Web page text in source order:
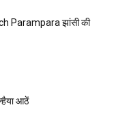
Parampara झांसी की
आठें